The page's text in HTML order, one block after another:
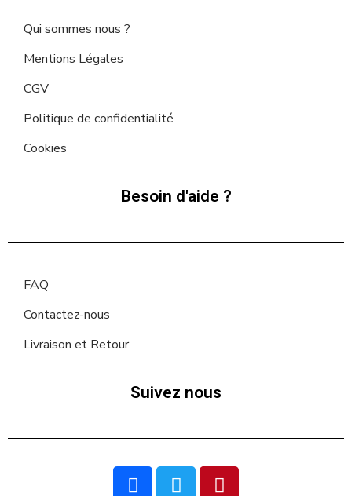
Qui sommes nous ?
Mentions Légales
CGV
Politique de confidentialité
Cookies
Besoin d'aide ?
FAQ
Contactez-nous
Livraison et Retour
Suivez nous